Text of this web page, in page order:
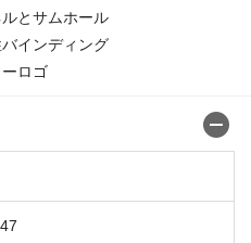
とサムホール
インディング
ロゴ